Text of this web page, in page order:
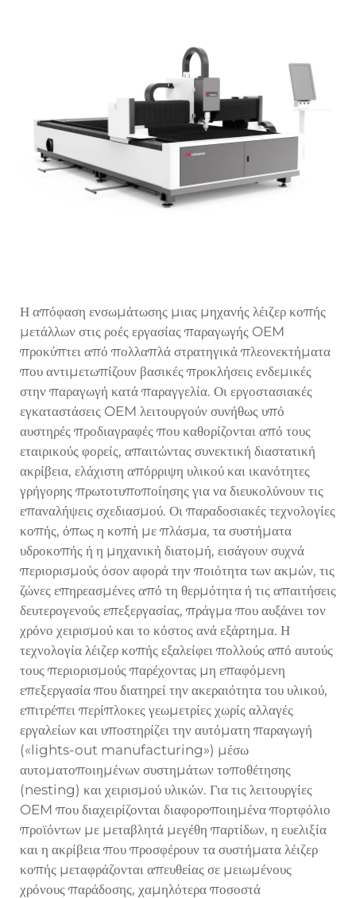
Η απόφαση ενσωμάτωσης μιας μηχανής λέιζερ κοπής
μετάλλων στις ροές εργασίας παραγωγής OEM
προκύπτει από πολλαπλά στρατηγικά πλεονεκτήματα
που αντιμετωπίζουν βασικές προκλήσεις ενδεμικές
στην παραγωγή κατά παραγγελία. Οι εργοστασιακές
εγκαταστάσεις OEM λειτουργούν συνήθως υπό
αυστηρές προδιαγραφές που καθορίζονται από τους
εταιρικούς φορείς, απαιτώντας συνεκτική διαστατική
ακρίβεια, ελάχιστη απόρριψη υλικού και ικανότητες
γρήγορης πρωτοτυποποίησης για να διευκολύνουν τις
επαναλήψεις σχεδιασμού. Οι παραδοσιακές τεχνολογίες
κοπής, όπως η κοπή με πλάσμα, τα συστήματα
υδροκοπής ή η μηχανική διατομή, εισάγουν συχνά
περιορισμούς όσον αφορά την ποιότητα των ακμών, τις
ζώνες επηρεασμένες από τη θερμότητα ή τις απαιτήσεις
δευτερογενούς επεξεργασίας, πράγμα που αυξάνει τον
χρόνο χειρισμού και το κόστος ανά εξάρτημα. Η
τεχνολογία λέιζερ κοπής εξαλείφει πολλούς από αυτούς
τους περιορισμούς παρέχοντας μη επαφόμενη
επεξεργασία που διατηρεί την ακεραιότητα του υλικού,
επιτρέπει περίπλοκες γεωμετρίες χωρίς αλλαγές
εργαλείων και υποστηρίζει την αυτόματη παραγωγή
(«lights-out manufacturing») μέσω
αυτοματοποιημένων συστημάτων τοποθέτησης
(nesting) και χειρισμού υλικών. Για τις λειτουργίες
OEM που διαχειρίζονται διαφοροποιημένα πορτφόλιο
προϊόντων με μεταβλητά μεγέθη παρτίδων, η ευελιξία
και η ακρίβεια που προσφέρουν τα συστήματα λέιζερ
κοπής μεταφράζονται απευθείας σε μειωμένους
χρόνους παράδοσης, χαμηλότερα ποσοστά